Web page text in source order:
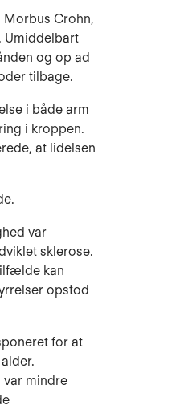
Morbus Crohn,
Umiddelbart
og op ad
tilbage.
i både arm
i kroppen.
at lidelsen
var
sklerose.
kan
opstod
for at
var mindre